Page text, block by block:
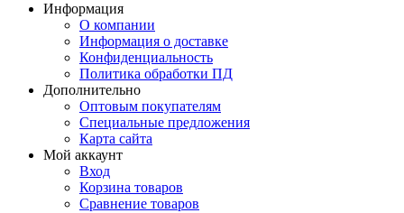
Информация
О компании
Информация о доставке
Конфиденциальность
Политика обработки ПД
Дополнительно
Оптовым покупателям
Специальные предложения
Карта сайта
Мой аккаунт
Вход
Корзина товаров
Сравнение товаров